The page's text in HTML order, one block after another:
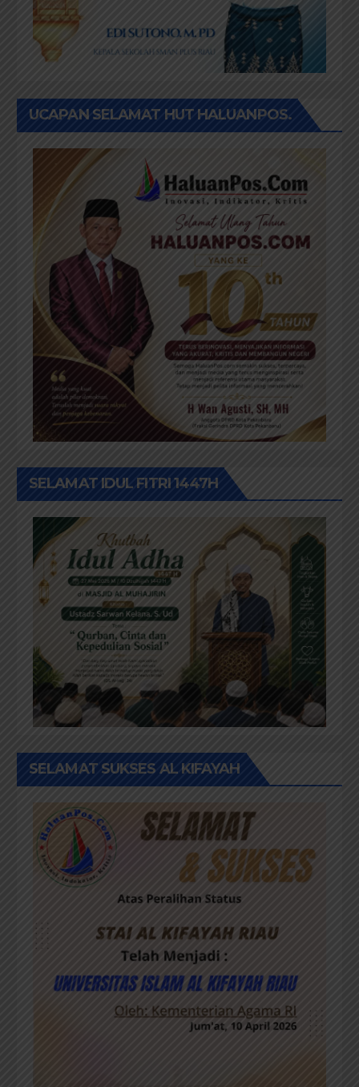
UCAPAN SELAMAT HUT HALUANPOS.
SELAMAT IDUL FITRI 1447H
SELAMAT SUKSES AL KIFAYAH